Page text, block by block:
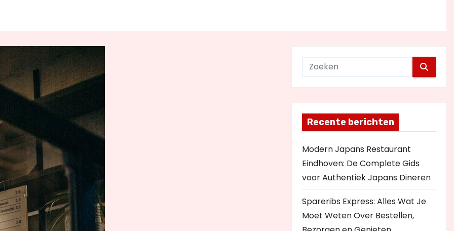
Recente berichten
Modern Japans Restaurant
Eindhoven: De Complete Gids
voor Authentiek Japans Dineren
Spareribs Express: Alles Wat Je
Moet Weten Over Bestellen,